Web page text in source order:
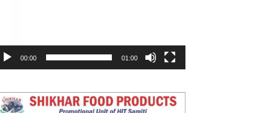
00:00 01:00